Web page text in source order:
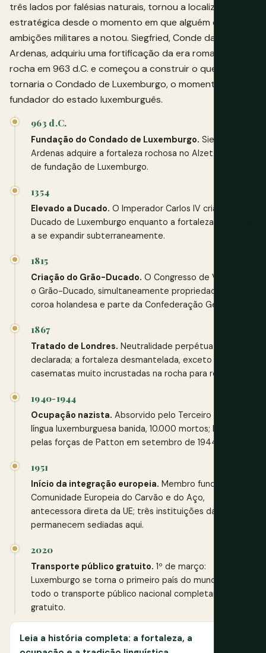
três lados por falésias naturais, tornou a localização
estratégica desde o momento em que alguém com
ambições militares a notou. Siegfried, Conde das
Ardenas, adquiriu uma fortificação da era romana nesta
rocha em 963 d.C. e começou a construir o que se
tornaria o Condado de Luxemburgo, o momento
fundador do estado luxemburguês.
963 d.C.
Fundação do Condado de Luxemburgo. Siegfried das
Ardenas adquire a fortaleza rochosa no Alzette, data
de fundação de Luxemburgo.
1354
Elevado a Ducado. O Imperador Carlos IV cria o
Ducado de Luxemburgo enquanto a fortaleza continua
a se expandir subterraneamente.
1815
Criação do Grão-Ducado. O Congresso de Viena cria
o Grão-Ducado, simultaneamente propriedade da
coroa holandesa e parte da Confederação Germânica.
1867
Tratado de Londres. Neutralidade perpétua
declarada; a fortaleza desmantelada, exceto 23 km de
casematas muito incrustadas na rocha para remover.
1940-1944
Ocupação nazista. Absorvido pelo Terceiro Reich, a
língua luxemburguesa banida, 10.000 mortos; libertação
pelas forças de Patton em setembro de 1944.
1951
Início da integração europeia. Membro fundador da
Comunidade Europeia do Carvão e do Aço,
antecessora direta da UE; três instituições da UE
permanecem sediadas aqui.
2020
Transporte público gratuito. 1º de março:
Luxemburgo se torna o primeiro país do mundo a tornar
todo o transporte público nacional completamente
gratuito.
Leia a história completa: a fortaleza, a